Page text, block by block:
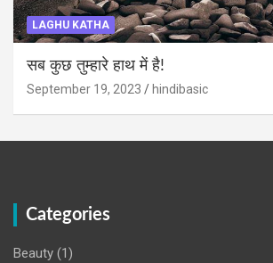
LAGHU KATHA
सब कुछ तुम्हारे हाथ में है!
September 19, 2023 hindibasic
Categories
Beauty (1)